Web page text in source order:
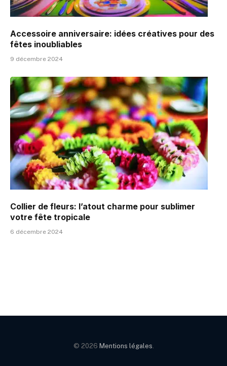
Accessoire anniversaire: idées créatives pour des
fêtes inoubliables
9 décembre 2024
Collier de fleurs: l’atout charme pour sublimer
votre fête tropicale
6 décembre 2024
© 2026 Mentions légales.